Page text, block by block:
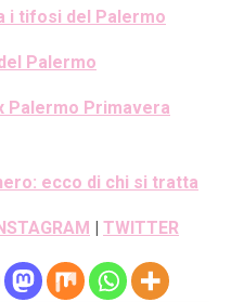
i tifosi del Palermo
Palermo
Palermo Primavera
ecco di chi si tratta
TWITTER